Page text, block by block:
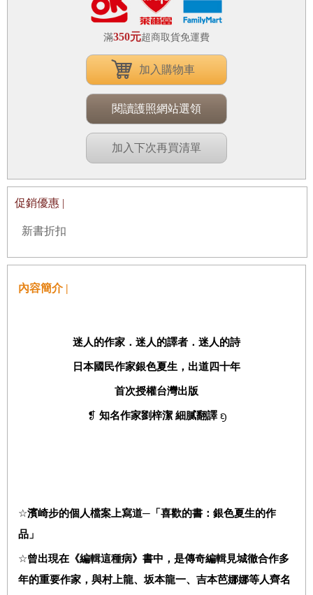
滿350元超商取貨免運費
加入購物車
閱讀護照網站選領
加入下次再買清單
促銷優惠 |
新書折扣
內容簡介 |
迷人的作家．迷人的譯者．迷人的詩
日本國民作家銀色夏生，出道四十年
首次授權台灣出版
❡ 知名作家劉梓潔 細膩翻譯 ᦏ
☆濱崎步的個人檔案上寫道─「喜歡的書：銀色夏生的作
品」
☆曾出現在《編輯這種病》書中，是傳奇編輯見城徹合作多
年的重要作家，與村上龍、坂本龍一、吉本芭娜娜等人齊名